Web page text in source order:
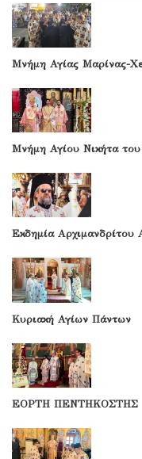
Μνήμη Αγίας Μαρίνας-
Μνήμη Αγίου Νικήτα του
Εκδημία Αρχιμανδρίτου
Κυριακή Αγίων Πάντων
ΕΟΡΤΗ ΠΕΝΤΗΚΟΣΤΗΣ